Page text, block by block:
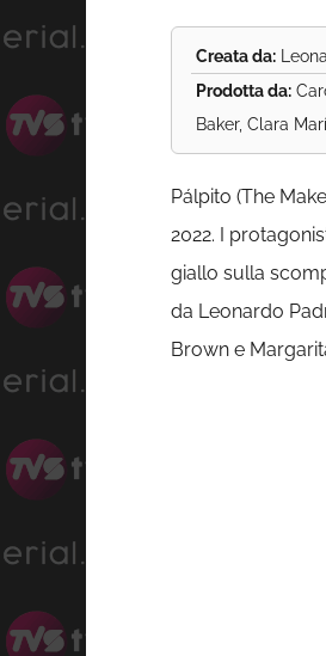
Creata da:
Prodotta da:
Baker, Clara
Pálpito (The
2022. I
giallo sulla
da Leonardo
Brown e